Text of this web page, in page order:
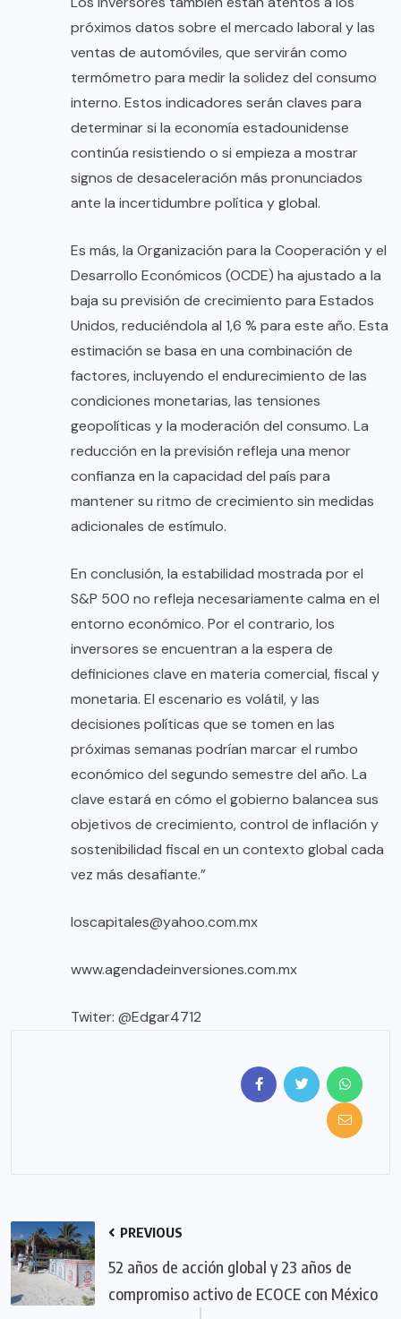
próximos datos sobre el mercado laboral y las
ventas de automóviles, que servirán como
termómetro para medir la solidez del consumo
interno. Estos indicadores serán claves para
determinar si la economía estadounidense
continúa resistiendo o si empieza a mostrar
signos de desaceleración más pronunciados
ante la incertidumbre política y global.
Es más, la Organización para la Cooperación y el
Desarrollo Económicos (OCDE) ha ajustado a la
baja su previsión de crecimiento para Estados
Unidos, reduciéndola al 1,6 % para este año. Esta
estimación se basa en una combinación de
factores, incluyendo el endurecimiento de las
condiciones monetarias, las tensiones
geopolíticas y la moderación del consumo. La
reducción en la previsión refleja una menor
confianza en la capacidad del país para
mantener su ritmo de crecimiento sin medidas
adicionales de estímulo.
En conclusión, la estabilidad mostrada por el
S&P 500 no refleja necesariamente calma en el
entorno económico. Por el contrario, los
inversores se encuentran a la espera de
definiciones clave en materia comercial, fiscal y
monetaria. El escenario es volátil, y las
decisiones políticas que se tomen en las
próximas semanas podrían marcar el rumbo
económico del segundo semestre del año. La
clave estará en cómo el gobierno balancea sus
objetivos de crecimiento, control de inflación y
sostenibilidad fiscal en un contexto global cada
vez más desafiante.”
loscapitales@yahoo.com.mx
www.agendadeinversiones.com.mx
Twiter: @Edgar4712
PREVIOUS
52 años de acción global y 23 años de
compromiso activo de ECOCE con México